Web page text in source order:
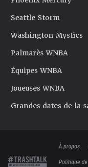
Seattle Storm
Washington Mystics
Palmarès WNBA
Équipes WNBA
Joueuses WNBA
Grandes dates de la
À propos
Politique